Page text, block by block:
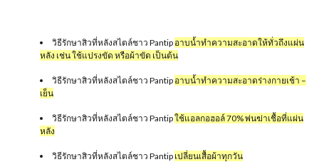
วิธีรักษาสิวที่หลังสไตล์ชาว Pantip อาบน้ำทำความสะอาดให้ทั่วถึงแผ่น
หลัง เช่น ใช้แปรงขัด หรือผ้าขัด เป็นต้น
วิธีรักษาสิวที่หลังสไตล์ชาว Pantip อาบน้ำทำความสะอาดร่างกายเช้า –
เย็น
วิธีรักษาสิวที่หลังสไตล์ชาว Pantipใช้แอลกอฮอล์ 70% พ่นฆ่าเชื้อที่แผ่น
หลัง
วิธีรักษาสิวที่หลังสไตล์ชาว Pantip เปลี่ยนเสื้อผ้าทุกวัน